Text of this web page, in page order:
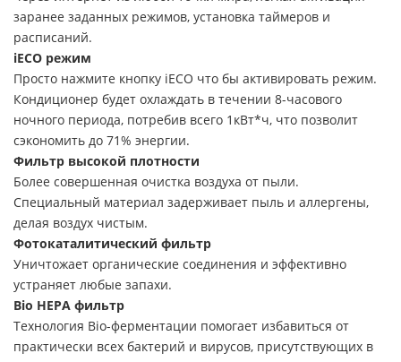
заранее заданных режимов, установка таймеров и
расписаний.
iECO режим
Просто нажмите кнопку iECO что бы активировать режим.
Кондиционер будет охлаждать в течении 8-часового
ночного периода, потребив всего 1кВт*ч, что позволит
сэкономить до 71% энергии.
Фильтр высокой плотности
Более совершенная очистка воздуха от пыли.
Специальный материал задерживает пыль и аллергены,
делая воздух чистым.
Фотокаталитиче­ский фильтр
Уничтожает органические соединения и эффективно
устраняет любые запахи.
Bio HEPA фильтр
Технология Bio-ферментации помогает избавиться от
практически всех бактерий и вирусов, присутствующих в